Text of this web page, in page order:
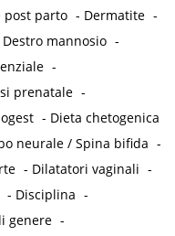
post parto - Dermatite -
Destro mannosio -
-
prenatale -
- Dieta chetogenica
neurale / Spina bifida -
- Dilatatori vaginali -
- Disciplina -
genere -